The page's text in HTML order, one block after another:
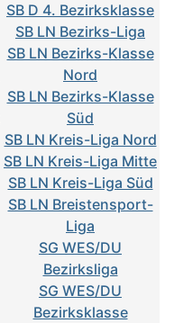
SB D 4. Bezirksklasse
SB LN Bezirks-Liga
SB LN Bezirks-Klasse
Nord
SB LN Bezirks-Klasse
Süd
SB LN Kreis-Liga Nord
SB LN Kreis-Liga Mitte
SB LN Kreis-Liga Süd
SB LN Breistensport-
Liga
SG WES/DU
Bezirksliga
SG WES/DU
Bezirksklasse